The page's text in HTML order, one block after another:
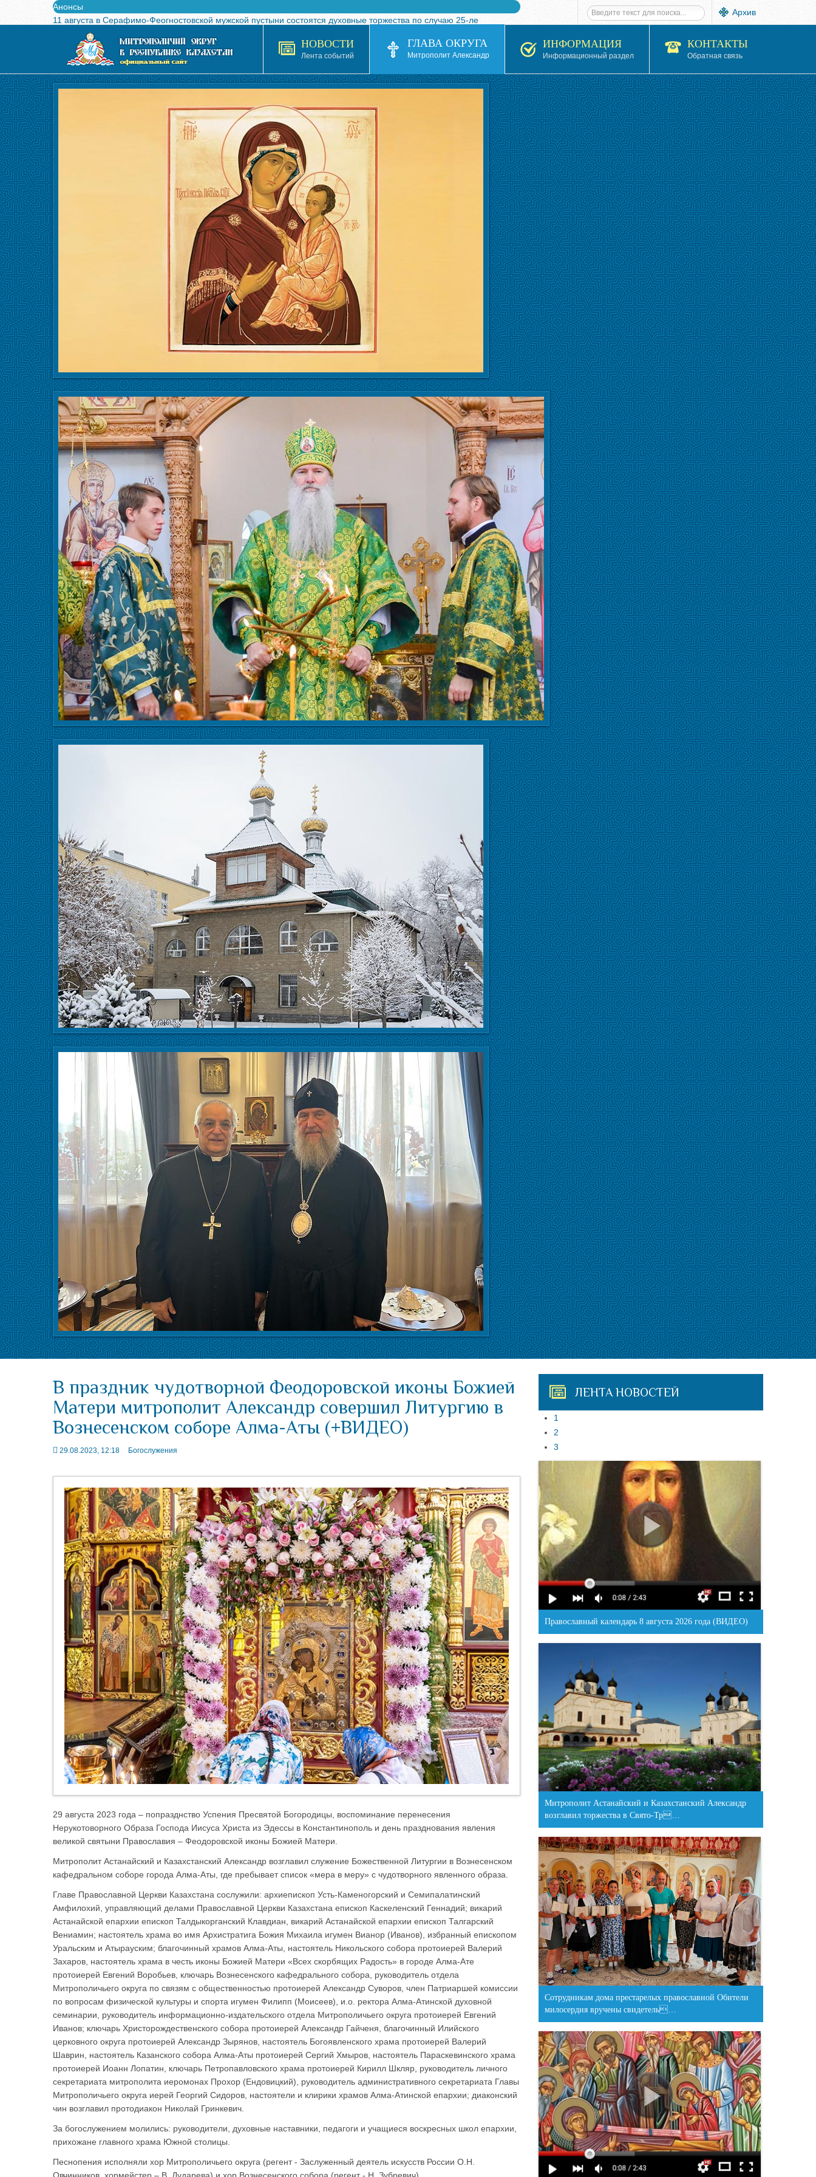
Анонсы
11 августа в Серафимо-Феогностовской мужской пустыни состоятся духовные торжества по случаю 25-ле
Выпущен в свет буклет о проведении Международного турнира по волейболу, посвященного 25-летию обр
Вышел в свет новый номер журнала «Свет Православия в Казахстане»
Вышла в свет монография «Управляющие Алма-Атинской епархией Русской Православной Церкви в 1927–19
Алма-Атинская духовная семинария объявляет прием документов на 2026-2027 учебный год
Архив
НОВОСТИ
Лента событий
ГЛАВА ОКРУГА
Митрополит Александр
ИНФОРМАЦИЯ
Информационный раздел
КОНТАКТЫ
Обратная связь
В праздник чудотворной Феодоровской иконы Божией
Матери митрополит Александр совершил Литургию в
Вознесенском соборе Алма-Аты (+ВИДЕО)
29.08.2023, 12:18 Богослужения
29 августа 2023 года – попразднство Успения Пресвятой Богородицы, воспоминание перенесения
Нерукотоворного Образа Господа Иисуса Христа из Эдессы в Константинополь и день празднования явления
великой святыни Православия – Феодоровской иконы Божией Матери.
Митрополит Астанайский и Казахстанский Александр возглавил служение Божественной Литургии в Вознесенском
кафедральном соборе города Алма-Аты, где пребывает список «мера в меру» с чудотворного явленного образа.
Главе Православной Церкви Казахстана сослужили: архиепископ Усть-Каменогорский и Семипалатинский
Амфилохий, управляющий делами Православной Церкви Казахстана епископ Каскеленский Геннадий; викарий
Астанайской епархии епископ Талдыкорганский Клавдиан, викарий Астанайской епархии епископ Талгарский
Вениамин; настоятель храма во имя Архистратига Божия Михаила игумен Вианор (Иванов), избранный епископом
Уральским и Атырауским; благочинный храмов Алма-Аты, настоятель Никольского собора протоиерей Валерий
Захаров, настоятель храма в честь иконы Божией Матери «Всех скорбящих Радость» в городе Алма-Ате
протоиерей Евгений Воробьев, ключарь Вознесенского кафедрального собора, руководитель отдела
Митрополичьего округа по связям с общественностью протоиерей Александр Суворов, член Патриаршей комиссии
по вопросам физической культуры и спорта игумен Филипп (Моисеев), и.о. ректора Алма-Атинской духовной
семинарии, руководитель информационно-издательского отдела Митрополичьего округа протоиерей Евгений
Иванов; ключарь Христорождественского собора протоиерей Александр Гайченя, благочинный Илийского
церковного округа протоиерей Александр Зырянов, настоятель Богоявленского храма протоиерей Валерий
Шаврин, настоятель Казанского собора Алма-Аты протоиерей Сергий Хмыров, настоятель Параскевинского храма
протоиерей Иоанн Лопатин, ключарь Петропавловского храма протоиерей Кирилл Шкляр, руководитель личного
секретариата митрополита иеромонах Прохор (Ендовицкий), руководитель административного секретариата Главы
Митрополичьего округа иерей Георгий Сидоров, настоятели и клирики храмов Алма-Атинской епархии; диаконский
чин возглавил протодиакон Николай Гринкевич.
За богослужением молились: руководители, духовные наставники, педагоги и учащиеся воскресных школ епархии,
прихожане главного храма Южной столицы.
Песнопения исполняли хор Митрополичьего округа (регент - Заслуженный деятель искусств России О.Н.
Овчинников, хормейстер – В. Дударева) и хор Вознесенского собора (регент - Н. Зубревич).
ЛЕНТА НОВОСТЕЙ
1
2
3
Православный календарь 8 августа 2026 года (ВИДЕО)
Митрополит Астанайский и Казахстанский Александр
возглавил торжества в Свято-Тр…
Сотрудникам дома престарелых православной Обители
милосердия вручены свидетель…